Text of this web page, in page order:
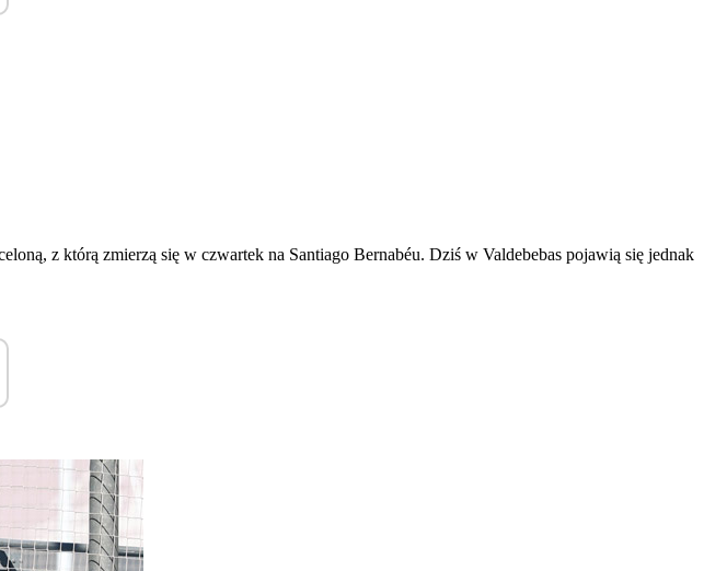
z którą zmierzą się w czwartek na Santiago Bernabéu. Dziś w Valdebebas pojawią się jednak